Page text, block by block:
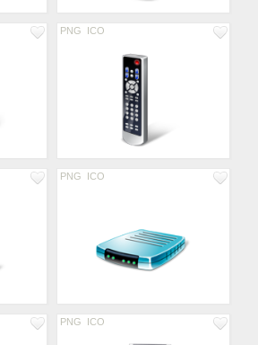
PNG ICO
PNG ICO
PNG ICO